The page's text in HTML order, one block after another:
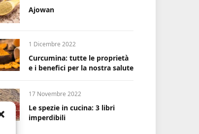
Ajowan
1 Dicembre 2022
Curcumina: tutte le proprietà
e i benefici per la nostra salute
17 Novembre 2022
Le spezie in cucina: 3 libri
imperdibili